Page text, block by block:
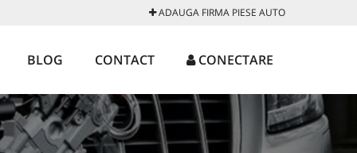
ADAUGA FIRMA PIESE AUTO
BLOG CONTACT CONECTARE